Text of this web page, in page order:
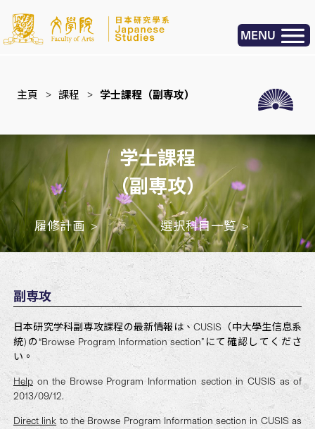
MENU
主頁 > 課程 > 学士課程（副専攻）
履修計画 選択科目一覧
学士課程
（副専攻）
副専攻
日本研究学科副専攻課程の最新情報は、CUSIS（中大學生信息系
統)の“Browse Program Information section”にて確認してくださ
い。
Helpon the Browse Program Information section in CUSIS as of
2013/09/12.
Direct link to the Browse Program Information section in CUSIS as